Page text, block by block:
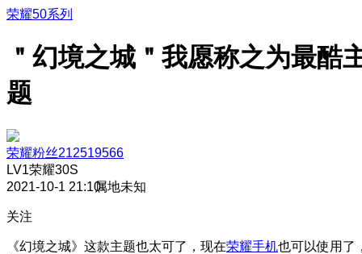
荣耀50系列
＂幻境之城＂我愿称之为最酷
题
荣耀粉丝212519566
LV1荣耀30S
2021-10-1 21:10属地未知
关注
《幻境之城》这款主题也太可了，现在荣耀手机也可以使用了